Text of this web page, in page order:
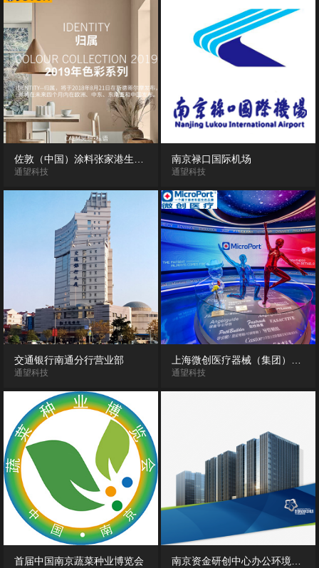
通望科技
南京禄口国际机场
通望科技
交通银行南通分行营业部
通望科技
上海微创医疗器械（集团）有限公司
通望科技
首届中国南京蔬菜种业博览会 南京资金研创中心办公环境720度VR全景展示